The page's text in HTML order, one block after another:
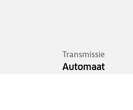
Transmissie
Automaat